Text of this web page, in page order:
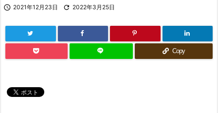
 2021年12月23日  2022年3月25日
Copy